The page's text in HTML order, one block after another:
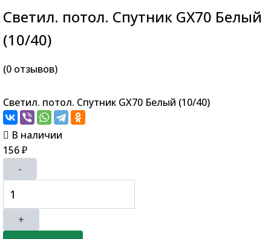
Светил. потол. Спутник GX70 Белый
(10/40)
(0 отзывов)
Светил. потол. Спутник GX70 Белый (10/40)
В наличии
156 ₽
-
+